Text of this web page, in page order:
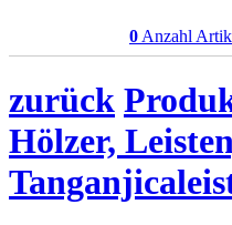
0 Anzahl
zurück
Hölzer,